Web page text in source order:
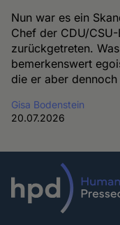
Nun war es ein
Chef der CDU/
zurückgetreten.
bemerkenswert
die er aber
Gisa Bodenstein
20.07.2026